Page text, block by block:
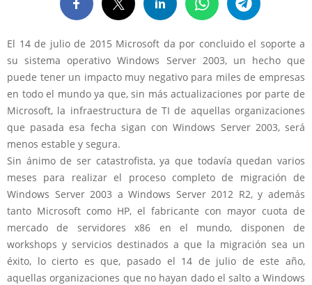
El 14 de julio de 2015 Microsoft da por concluido el soporte a
su sistema operativo Windows Server 2003, un hecho que
puede tener un impacto muy negativo para miles de empresas
en todo el mundo ya que, sin más actualizaciones por parte de
Microsoft, la infraestructura de TI de aquellas organizaciones
que pasada esa fecha sigan con Windows Server 2003, será
menos estable y segura.
Sin ánimo de ser catastrofista, ya que todavía quedan varios
meses para realizar el proceso completo de migración de
Windows Server 2003 a Windows Server 2012 R2, y además
tanto Microsoft como HP, el fabricante con mayor cuota de
mercado de servidores x86 en el mundo, disponen de
workshops y servicios destinados a que la migración sea un
éxito, lo cierto es que, pasado el 14 de julio de este año,
aquellas organizaciones que no hayan dado el salto a Windows